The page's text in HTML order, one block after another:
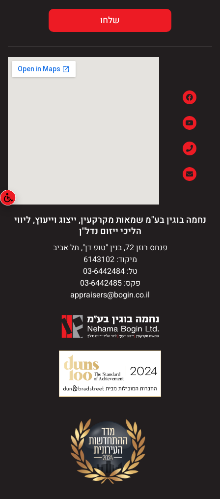
נחמה בוגין בע"מ שמאות מקרקעין, ייצוג וייעוץ, ליווי
הליכי ייזום נדל"ן
פנחס רוזן 72, בנין "טופ דן", תל אביב
מיקוד: 6143102
טל: 03-6442484
פקס: 03-6442485
appraisers@bogin.co.il